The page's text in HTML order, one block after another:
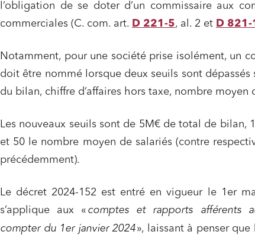
l’obligation de se doter d’un commissaire aux
commerciales (C. com. art. D 221-5, al. 2 et D
Notamment, pour une société prise isolément, un
doit être nommé lorsque deux seuils sont dépassés
du bilan, chiffre d’affaires hors taxe, nombre moyen
Les nouveaux seuils sont de 5M€ de total de bilan,
et 50 le nombre moyen de salariés (contre
précédemment).
Le décret 2024-152 est entré en vigueur le 1er
s’applique aux « comptes et rapports afférents
compter du 1er janvier 2024», laissant à penser